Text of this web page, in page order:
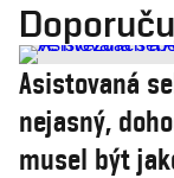
Asistovaná
nejasný,
musel být